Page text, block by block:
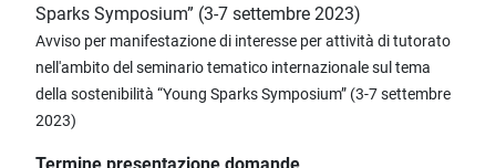
Sparks Symposium” (3-7 settembre 2023)
Avviso per manifestazione di interesse per attività di tutorato
nell'ambito del seminario tematico internazionale sul tema
della sostenibilità “Young Sparks Symposium” (3-7 settembre
2023)